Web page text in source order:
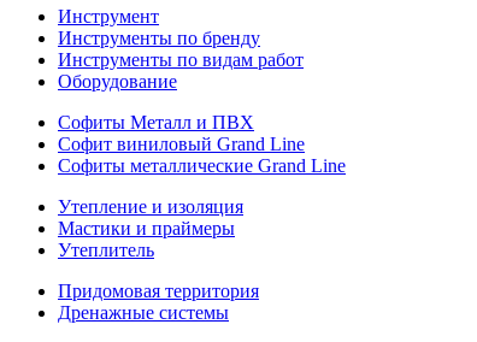
Инструмент
Инструменты по бренду
Инструменты по видам работ
Оборудование
Софиты Металл и ПВХ
Софит виниловый Grand Line
Софиты металлические Grand Line
Утепление и изоляция
Мастики и праймеры
Утеплитель
Придомовая территория
Дренажные системы